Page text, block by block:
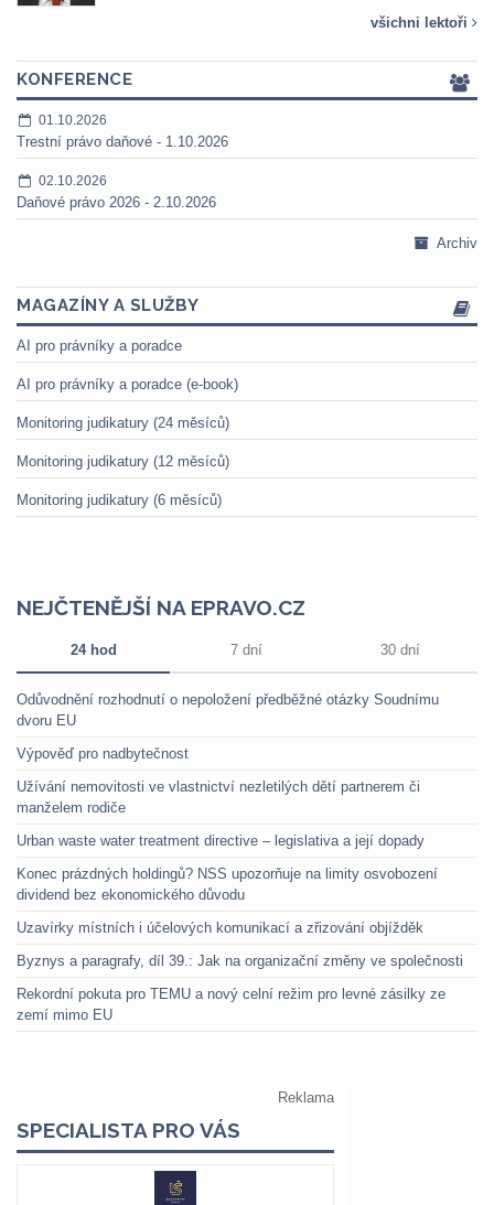
všichni lektoři
KONFERENCE
01.10.2026
Trestní právo daňové - 1.10.2026
02.10.2026
Daňové právo 2026 - 2.10.2026
Archiv
MAGAZÍNY A SLUŽBY
AI pro právníky a poradce
AI pro právníky a poradce (e-book)
Monitoring judikatury (24 měsíců)
Monitoring judikatury (12 měsíců)
Monitoring judikatury (6 měsíců)
NEJČTENĚJŠÍ NA EPRAVO.CZ
24 hod 7 dní 30 dní
Odůvodnění rozhodnutí o nepoložení předběžné otázky Soudnímu
dvoru EU
Výpověď pro nadbytečnost
Užívání nemovitosti ve vlastnictví nezletilých dětí partnerem či
manželem rodiče
Urban waste water treatment directive – legislativa a její dopady
Konec prázdných holdingů? NSS upozorňuje na limity osvobození
dividend bez ekonomického důvodu
Uzavírky místních i účelových komunikací a zřizování objížděk
Byznys a paragrafy, díl 39.: Jak na organizační změny ve společnosti
Rekordní pokuta pro TEMU a nový celní režim pro levné zásilky ze
zemí mimo EU